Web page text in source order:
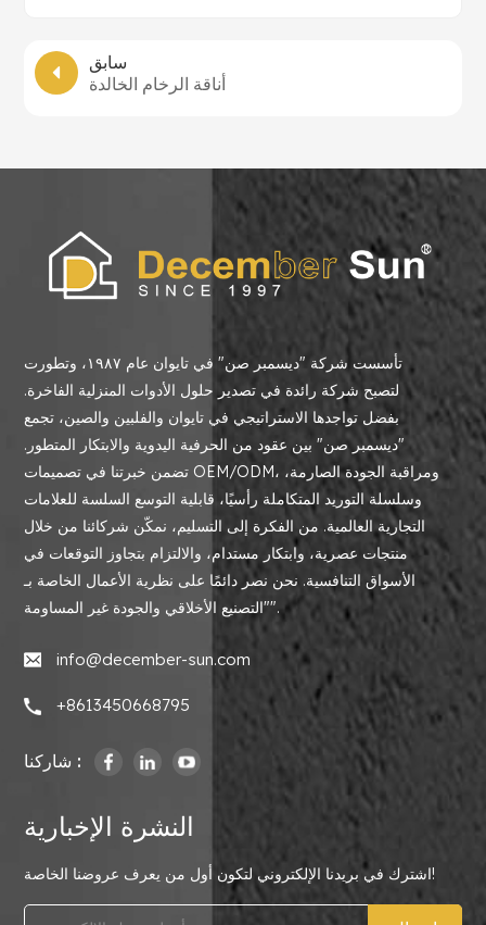
سابق
أناقة الرخام الخالدة
تأسست شركة "ديسمبر صن" في تايوان عام ١٩٨٧، وتطورت
لتصبح شركة رائدة في تصدير حلول الأدوات المنزلية الفاخرة.
بفضل تواجدها الاستراتيجي في تايوان والفلبين والصين، تجمع
"ديسمبر صن" بين عقود من الحرفية اليدوية والابتكار المتطور.
تضمن خبرتنا في تصميمات OEM/ODM، ومراقبة الجودة الصارمة،
وسلسلة التوريد المتكاملة رأسيًا، قابلية التوسع السلسة للعلامات
التجارية العالمية. من الفكرة إلى التسليم، نمكّن شركائنا من خلال
منتجات عصرية، وابتكار مستدام، والالتزام بتجاوز التوقعات في
الأسواق التنافسية. نحن نصر دائمًا على نظرية الأعمال الخاصة بـ
"التصنيع الأخلاقي والجودة غير المساومة".
info@december-sun.com
+8613450668795
شاركنا :
النشرة الإخبارية
اشترك في بريدنا الإلكتروني لتكون أول من يعرف عروضنا الخاصة!